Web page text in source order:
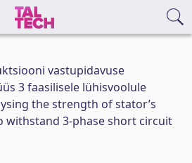
vastupidavuse
3 faasilisele lühisvoolule
the strength of stator’s
3-phase short circuit